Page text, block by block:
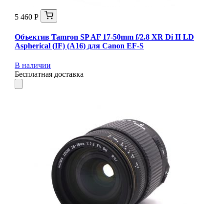
5 460 Р
Объектив Tamron SP AF 17-50mm f/2.8 XR Di II LD
Aspherical (IF) (A16) для Canon EF-S
В наличии
Бесплатная доставка